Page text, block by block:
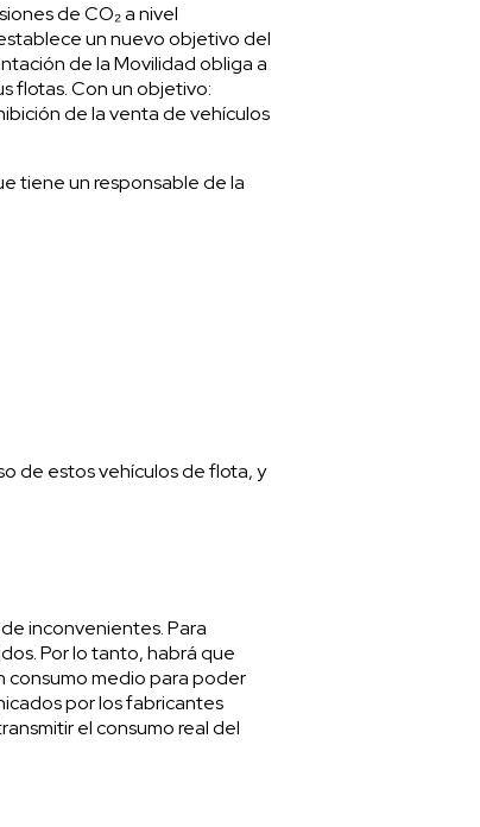
de CO₂ a nivel
un nuevo objetivo del
de la Movilidad obliga a
flotas. Con un objetivo:
de la venta de vehículos
tiene un responsable de la
de estos vehículos de flota, y
inconvenientes. Para
Por lo tanto, habrá que
consumo medio para poder
por los fabricantes
el consumo real del